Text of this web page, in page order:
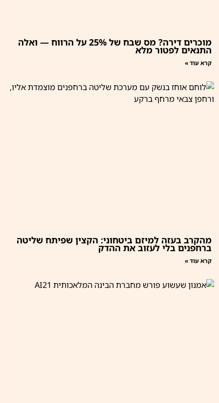
מוכרים דירה? מס שבח של 25% על הרווח — ואלה
התנאים לפטור מלא
קרא עוד »
מהקרב בעזה למיזם ביטחוני: הקצין שפיתח שליטה
ברחפנים בלי לעזוב את ההדק
קרא עוד »